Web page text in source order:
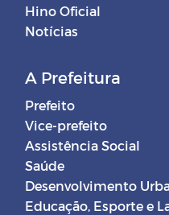
Hino Oficial
Notícias
A Prefeitura
Prefeito
Vice-prefeito
Assistência Social
Saúde
Desenvolvimento
Educação, Esporte e